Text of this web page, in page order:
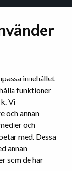
innehållet
funktioner
Vi
och annan
och
med. Dessa
annan
som de har